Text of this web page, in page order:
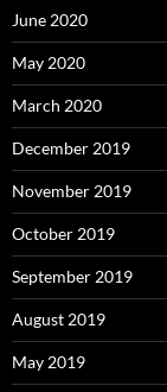
June 2020
May 2020
March 2020
December 2019
November 2019
October 2019
September 2019
August 2019
May 2019